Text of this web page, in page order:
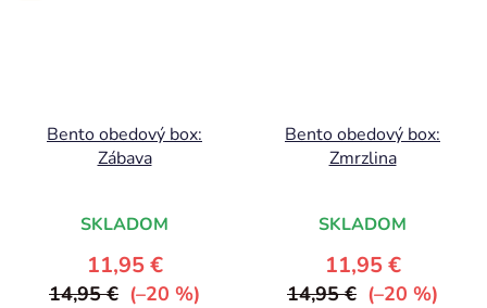
Bento obedový box:
Zábava
SKLADOM
11,95 €
14,95 € (–20 %)
Bento obedový box:
Zmrzlina
SKLADOM
11,95 €
14,95 € (–20 %)